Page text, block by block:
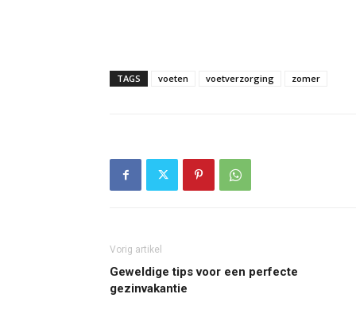
TAGS voeten voetverzorging zomer
Vorig artikel
Geweldige tips voor een perfecte
gezinvakantie